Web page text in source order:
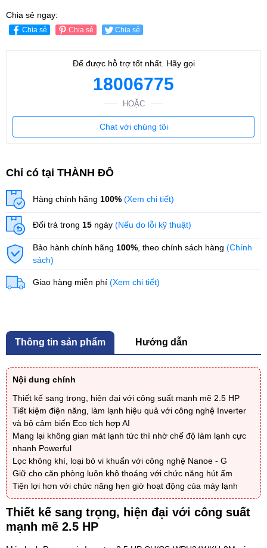
Chia sẻ ngay:
Chia sẻ Chia sẻ Chia sẻ
Để được hỗ trợ tốt nhất. Hãy gọi
18006775
HOẶC
Chat với chúng tôi
Chỉ có tại THÀNH ĐÔ
Hàng chính hãng 100% (Xem chi tiết)
Đổi trả trong 15 ngày (Nếu do lỗi kỹ thuật)
Bảo hành chính hãng 100% , theo chính sách hàng (Chính
sách)
Giao hàng miễn phí (Xem chi tiết)
Thông tin sản phẩm Hướng dẫn
Nội dung chính
Thiết kế sang trọng, hiện đại với công suất mạnh mẽ 2.5 HP
Tiết kiệm điện năng, làm lạnh hiệu quả với công nghệ Inverter
và bộ cảm biến Eco tích hợp AI
Mang lại không gian mát lạnh tức thì nhờ chế độ làm lạnh cực
nhanh Powerful
Lọc không khí, loại bỏ vi khuẩn với công nghệ Nanoe - G
Giữ cho căn phòng luôn khô thoáng với chức năng hút ẩm
Tiện lợi hơn với chức năng hẹn giờ hoạt động của máy lạnh
Thiết kế sang trọng, hiện đại với công suất
mạnh mẽ 2.5 HP